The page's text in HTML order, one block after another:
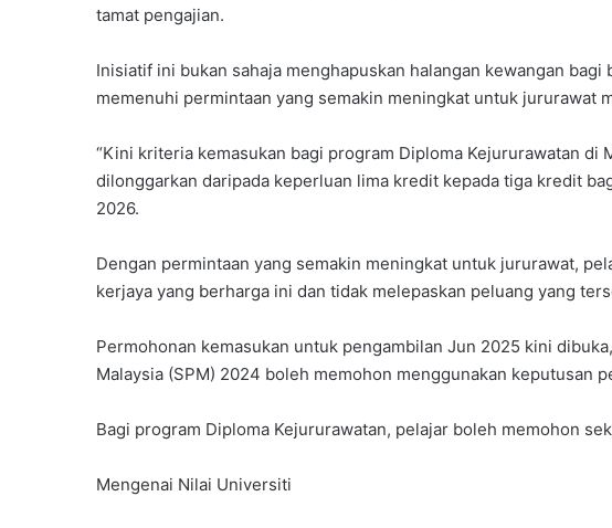
tamat pengajian.
Inisiatif ini bukan sahaja menghapuskan halangan kewangan
memenuhi permintaan yang semakin meningkat untuk jururawat
“Kini kriteria kemasukan bagi program Diploma Kejururawatan di
dilonggarkan daripada keperluan lima kredit kepada tiga kredit
2026.
Dengan permintaan yang semakin meningkat untuk jururawat,
kerjaya yang berharga ini dan tidak melepaskan peluang yang
Permohonan kemasukan untuk pengambilan Jun 2025 kini
Malaysia (SPM) 2024 boleh memohon menggunakan keputusan
Bagi program Diploma Kejururawatan, pelajar boleh memohon
Mengenai Nilai Universiti